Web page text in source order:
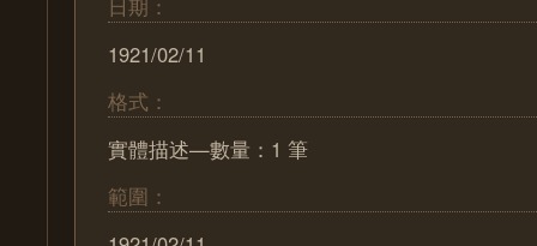
日期：
1921/02/11
格式：
實體描述—數量：1 筆
範圍：